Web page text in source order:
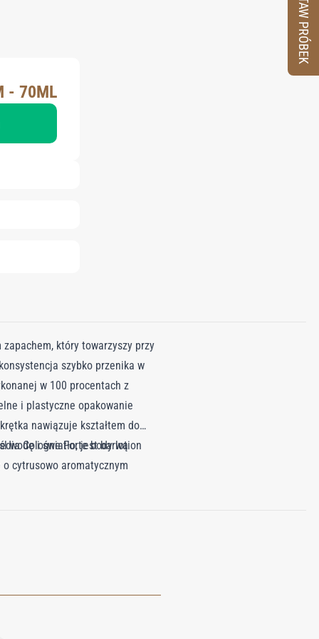
- 70ML
który towarzyszy przy
szybko przenika w
w 100 procentach z
i plastyczne opakowanie
nawiązuje kształtem do
wodę i światło, jest barwą
cytrusowo aromatycznym
Cologne Forte body lotion
ZESTAW PRÓBEK